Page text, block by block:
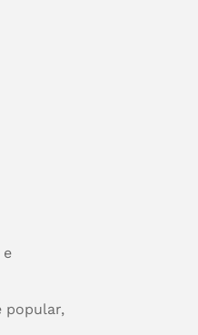
e
popular,